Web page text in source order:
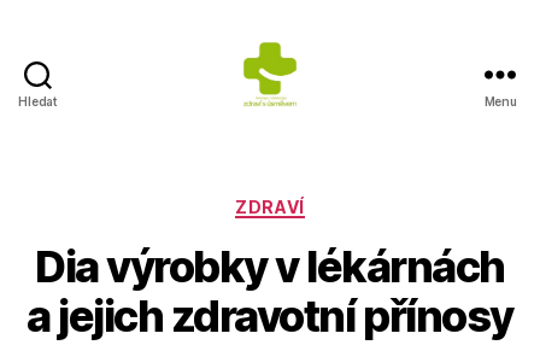
Hledat
místě
Menu
Rubriky
ZDRAVÍ
Dia výrobky v lékárnách
a jejich zdravotní přínosy